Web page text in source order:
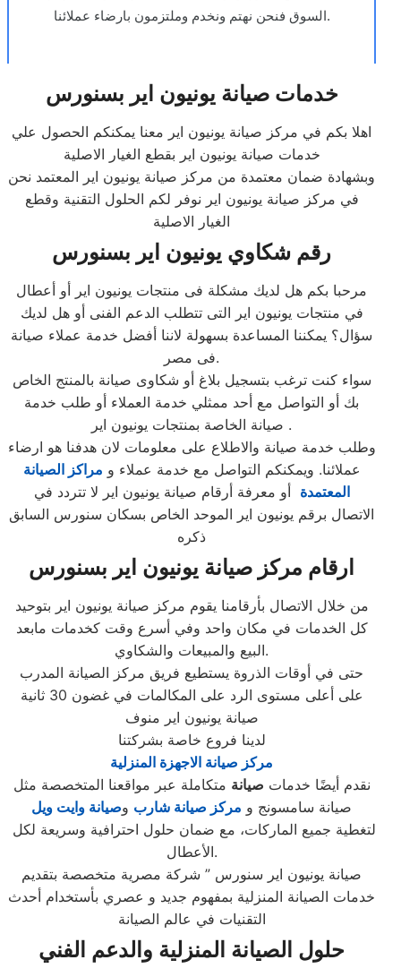
السوق فنحن نهتم ونخدم وملتزمون بارضاء عملائنا.
خدمات صيانة يونيون اير بسنورس
اهلا بكم في مركز صيانة يونيون اير معنا يمكنكم الحصول علي
خدمات صيانة يونيون اير بقطع الغيار الاصلية
وبشهادة ضمان معتمدة من مركز صيانة يونيون اير المعتمد نحن
في مركز صيانة يونيون اير نوفر لكم الحلول التقنية وقطع
الغيار الاصلية
رقم شكاوي يونيون اير بسنورس
مرحبا بكم هل لديك مشكلة فى منتجات يونيون اير أو أعطال
في منتجات يونيون اير التى تتطلب الدعم الفنى أو هل لديك
سؤال؟ يمكننا المساعدة بسهولة لاننا أفضل خدمة عملاء صيانة
فى مصر.
سواء كنت ترغب بتسجيل بلاغ أو شكاوى صيانة بالمنتج الخاص
بك أو التواصل مع أحد ممثلي خدمة العملاء أو طلب خدمة
صيانة الخاصة بمنتجات يونيون اير .
وطلب خدمة صيانة والاطلاع على معلومات لان هدفنا هو ارضاء
عملائنا. ويمكنكم التواصل مع خدمة عملاء و مراكز الصيانة
المعتمدة أو معرفة أرقام صيانة يونيون اير لا تتردد في
الاتصال برقم يونيون اير الموحد الخاص بسكان سنورس السابق
ذكره
ارقام مركز صيانة يونيون اير بسنورس
من خلال الاتصال بأرقامنا يقوم مركز صيانة يونيون اير بتوحيد
كل الخدمات في مكان واحد وفي أسرع وقت كخدمات مابعد
البيع والمبيعات والشكاوي.
حتى في أوقات الذروة يستطيع فريق مركز الصيانة المدرب
على أعلى مستوى الرد على المكالمات في غضون 30 ثانية
صيانة يونيون اير منوف
لدينا فروع خاصة بشركتنا
مركز صيانة الاجهزة المنزلية
نقدم أيضًا خدمات صيانة متكاملة عبر مواقعنا المتخصصة مثل
صيانة سامسونج و مركز صيانة شارب وصيانة وايت ويل
الأعطال.
صيانة يونيون اير سنورس ” شركة مصرية متخصصة بتقديم
خدمات الصيانة المنزلية بمفهوم جديد و عصري بأستخدام أحدث
التقنيات في عالم الصيانة
حلول الصيانة المنزلية والدعم الفني